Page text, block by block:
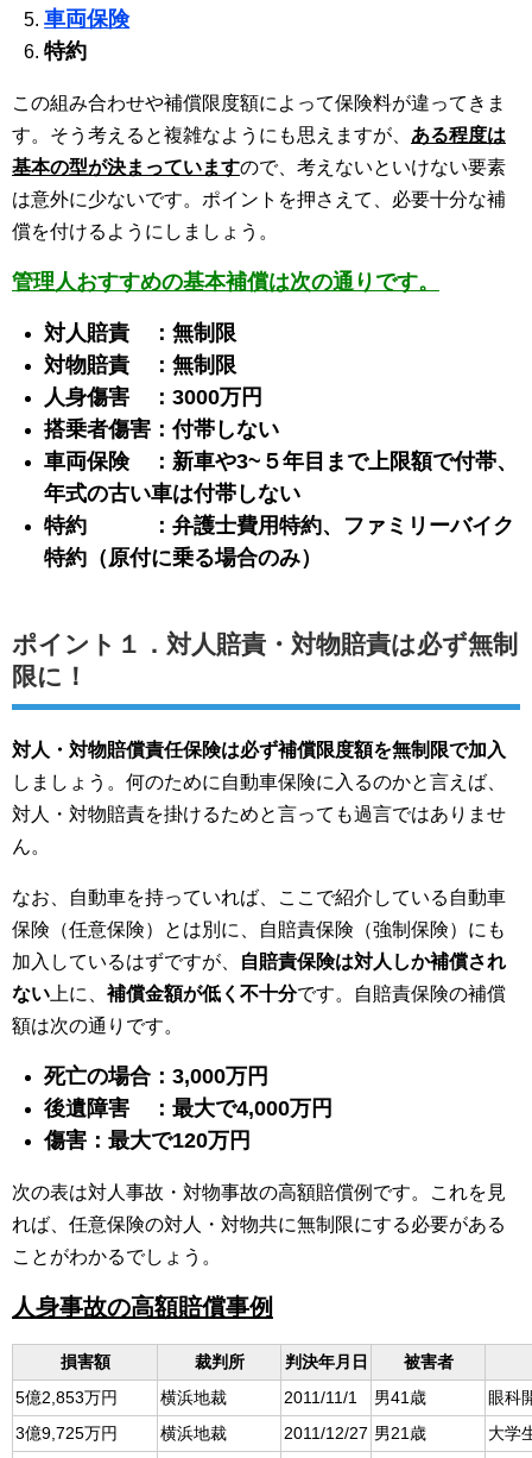
車両保険
特約
この組み合わせや補償限度額によって保険料が違ってきま
す。そう考えると複雑なようにも思えますが、 ある程度は
基本の型が決まっていますので、考えないといけない要素
は意外に少ないです。ポイントを押さえて、必要十分な補
償を付けるようにしましょう。
管理人おすすめの基本補償は次の通りです。
対人賠責 ：無制限
対物賠責 ：無制限
人身傷害 ：3000万円
搭乗者傷害：付帯しない
車両保険 ：新車や3~５年目まで上限額で付帯、
年式の古い車は付帯しない
特約 ：弁護士費用特約、ファミリーバイク
特約（原付に乗る場合のみ）
ポイント１．対人賠責・対物賠責は必ず無制
限に！
対人・対物賠償責任保険は必ず補償限度額を無制限で加入
しましょう。何のために自動車保険に入るのかと言えば、
対人・対物賠責を掛けるためと言っても過言ではありませ
ん。
なお、自動車を持っていれば、ここで紹介している自動車
保険（任意保険）とは別に、自賠責保険（強制保険）にも
加入しているはずですが、
自賠責保険は対人しか補償され
ない 上に、 補償金額が低く不十分です。自賠責保険の補償
額は次の通りです。
死亡の場合：3,000万円
後遺障害 ：最大で4,000万円
傷害：最大で120万円
次の表は対人事故・対物事故の高額賠償例です。これを見
れば、任意保険の対人・対物共に無制限にする必要がある
ことがわかるでしょう。
人身事故の高額賠償事例
損害額 裁判所 判決年月日
被害者
5億2,853万円
横浜地裁 2011/11/1 男41歳
眼科
3億9,725万円
横浜地裁 2011/12/27 男21歳
大学